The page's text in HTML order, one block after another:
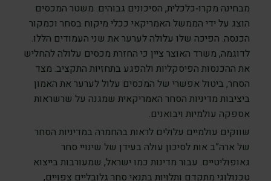
מבחינה מקרו‑כלכלית, הסיכונים גבוהים. משטר המכסים
הוצג על ידי הממשל האמריקאי ככלי מיקוח בסחר וכמקור
הכנסה. הפיכה שלו עלולה לערער את שני העמודים הללו.
לדוגמה, משרד האוצר ציין כי החזרת מכסים עלולה להחליש
את ההכנסות הפיסקליות ולהפגע בתחזיות התקציב. מצד
הסחר, ביטול אפשרי של המכסים עלול לערער את האמון
ביציבות מדיניות הסחר האמריקאית שמגנה על שרשראות
אספקה עולמיות ויבואנים.
שווקים עולמיים עלולים לראות בהחמרה במדיניות הסחר
של ארה”ב אות לסיכון עולה בעידן של שינויי סחר
גאופוליטיים. עבור מדינות כמו ישראל, שמעורבות בייצוא
טכנולוגי מתקדם ותלויות בתנאי סחר גלובליים צפויים,